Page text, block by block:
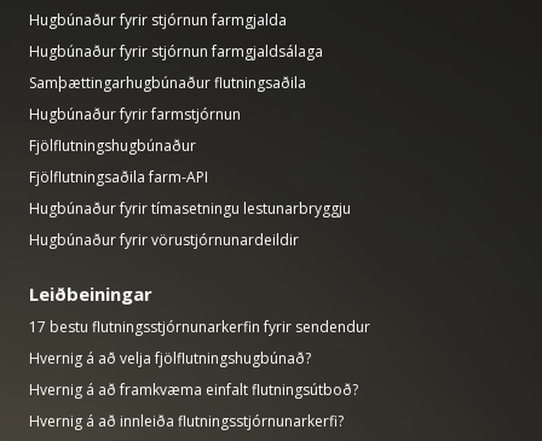
Hugbúnaður fyrir stjórnun farmgjalda
Hugbúnaður fyrir stjórnun farmgjaldsálaga
Samþættingarhugbúnaður flutningsaðila
Hugbúnaður fyrir farmstjórnun
Fjölflutningshugbúnaður
Fjölflutningsaðila farm-API
Hugbúnaður fyrir tímasetningu lestunarbryggju
Hugbúnaður fyrir vörustjórnunardeildir
Leiðbeiningar
17 bestu flutningsstjórnunarkerfin fyrir sendendur
Hvernig á að velja fjölflutningshugbúnað?
Hvernig á að framkvæma einfalt flutningsútboð?
Hvernig á að innleiða flutningsstjórnunarkerfi?